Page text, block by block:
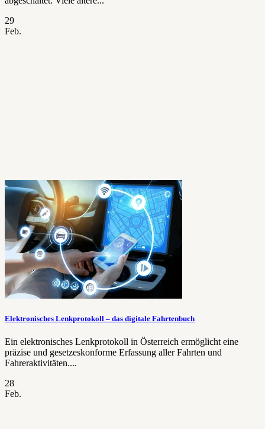
29
Feb.
Elektronisches Lenkprotokoll – das digitale Fahrtenbuch
Ein elektronisches Lenkprotokoll in Österreich ermöglicht eine
präzise und gesetzeskonforme Erfassung aller Fahrten und
Fahreraktivitäten....
28
Feb.